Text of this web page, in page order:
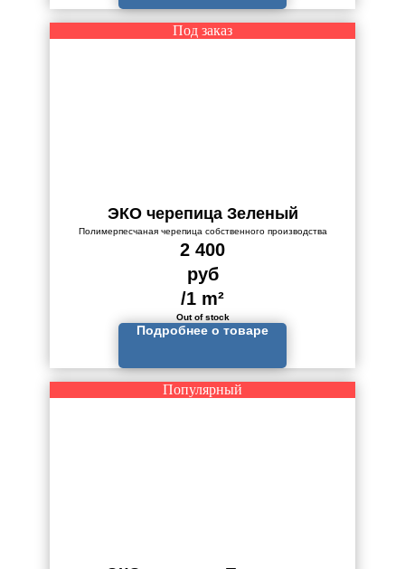
Под заказ
ЭКО черепица Зеленый
Полимерпесчаная черепица собственного производства
2 400
руб
/1 m²
Out of stock
Подробнее о товаре
Популярный